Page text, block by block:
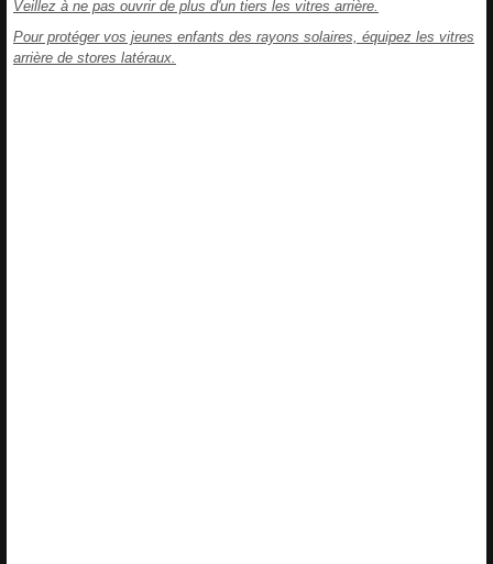
Veillez à ne pas ouvrir de plus d'un tiers les vitres arrière.
Pour protéger vos jeunes enfants des rayons solaires, équipez les vitres
arrière de stores latéraux.